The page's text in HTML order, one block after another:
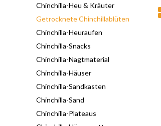
Chinchilla-Heu & Kräuter
Getrocknete Chinchillablüten
Chinchilla-Heuraufen
Chinchilla-Snacks
Chinchilla-Nagtmaterial
Chinchilla-Häuser
Chinchilla-Sandkasten
Chinchilla-Sand
Chinchilla-Plateaus